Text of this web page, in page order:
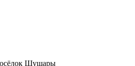
Шушары